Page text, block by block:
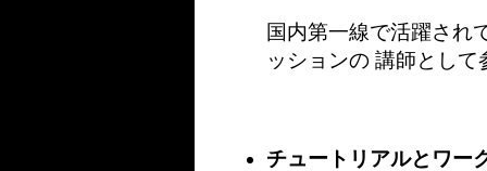
国内第一線で活躍され
ッションの 講師として
チュートリアルとワー